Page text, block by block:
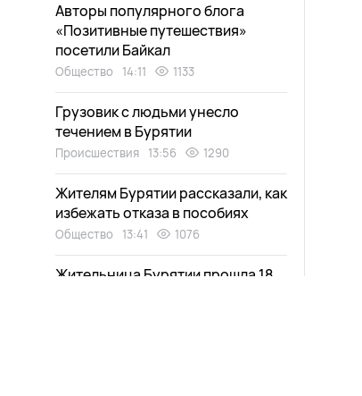
Авторы популярного блога
«Позитивные путешествия»
посетили Байкал
Общество 14:11 1133
Грузовик с людьми унесло
течением в Бурятии
Происшествия 13:56 1290
Жителям Бурятии рассказали, как
избежать отказа в пособиях
Общество 13:41 1076
Жительница Бурятии прошла 18